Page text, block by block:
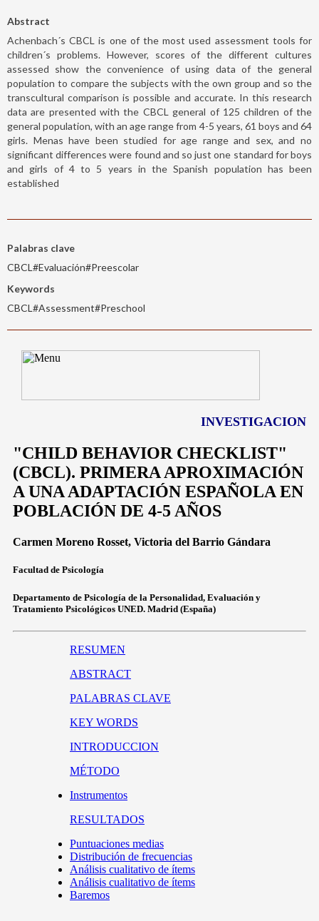
Abstract
Achenbach´s CBCL is one of the most used assessment tools for
children´s problems. However, scores of the different cultures
assessed show the convenience of using data of the general
population to compare the subjects with the own group and so the
transcultural comparison is possible and accurate. In this research
data are presented with the CBCL general of 125 children of the
general population, with an age range from 4-5 years, 61 boys and 64
girls. Menas have been studied for age range and sex, and no
significant differences were found and so just one standard for boys
and girls of 4 to 5 years in the Spanish population has been
established
Palabras clave
CBCL#Evaluación#Preescolar
Keywords
CBCL#Assessment#Preschool